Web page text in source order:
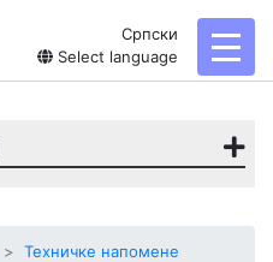
Српски
Select language
Техничке напомене